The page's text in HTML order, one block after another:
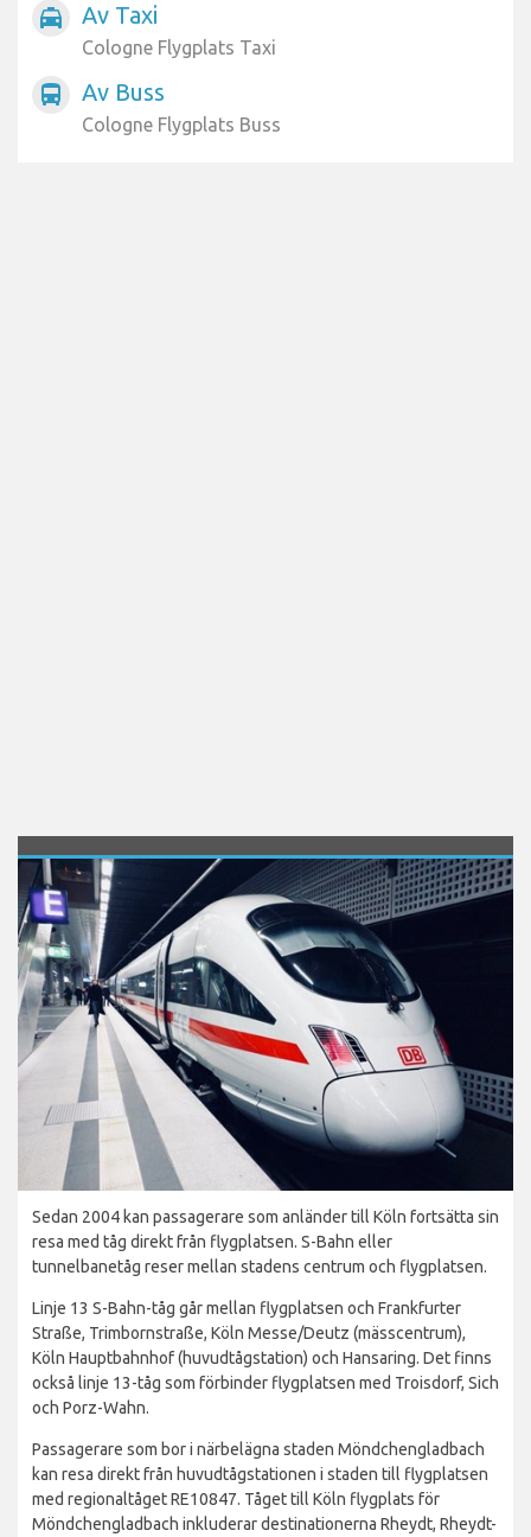
local_taxi Av Taxi
Cologne Flygplats Taxi
directions_bus Av Buss
Cologne Flygplats Buss
Sedan 2004 kan passagerare som anländer till Köln fortsätta sin
resa med tåg direkt från flygplatsen. S-Bahn eller
tunnelbanetåg reser mellan stadens centrum och flygplatsen.
Linje 13 S-Bahn-tåg går mellan flygplatsen och Frankfurter
Straße, Trimbornstraße, Köln Messe/Deutz (mässcentrum),
Köln Hauptbahnhof (huvudtågstation) och Hansaring. Det finns
också linje 13-tåg som förbinder flygplatsen med Troisdorf, Sich
och Porz-Wahn.
Passagerare som bor i närbelägna staden Möndchengladbach
kan resa direkt från huvudtågstationen i staden till flygplatsen
med regionaltåget RE10847. Tåget till Köln flygplats för
Möndchengladbach inkluderar destinationerna Rheydt, Rheydt-